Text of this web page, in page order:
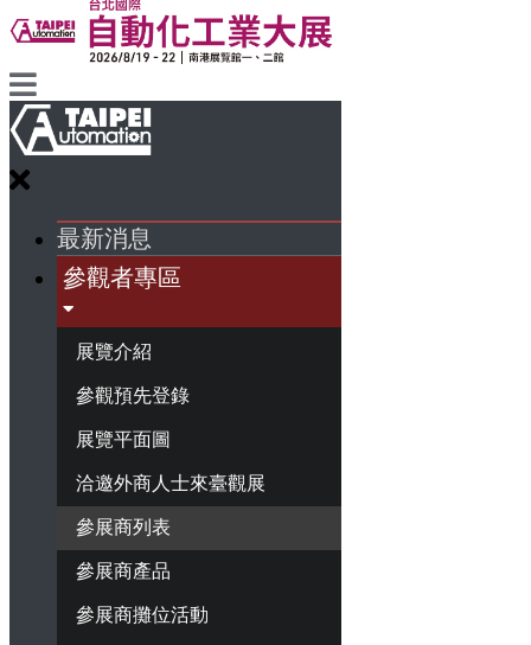
最新消息
參觀者專區
展覽介紹
參觀預先登錄
展覽平面圖
洽邀外商人士來臺觀展
參展商列表
參展商產品
參展商攤位活動